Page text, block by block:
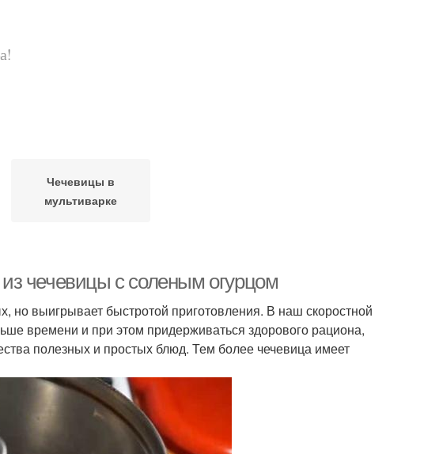
Чечевицы в
мультиварке
из чечевицы с соленым огурцом
но выигрывает быстротой приготовления. В наш скоростной
времени и при этом придерживаться здорового рациона,
полезных и простых блюд. Тем более чечевица имеет